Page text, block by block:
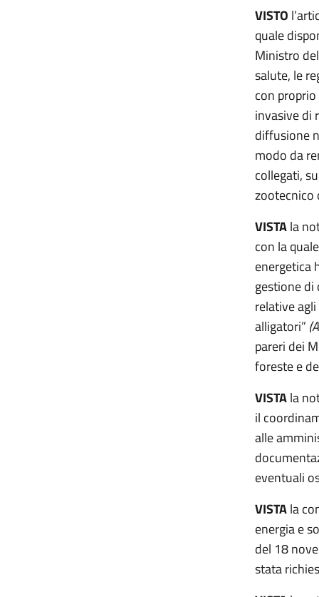
VISTO
quale
Ministro
salute, le
con
invasive di
diffusione
modo da
collegati,
zootecnico
VISTAla
con la
energetica
gestione di
relative
alligatori”
pareri dei
foreste e
VISTAla
il
alle
eventuali
VISTAla
energia e
del 18
stata